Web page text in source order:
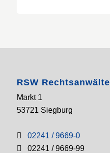
RSW Rechtsanwälte
Markt 1
53721 Siegburg
02241 / 9669-0
02241 / 9669-99